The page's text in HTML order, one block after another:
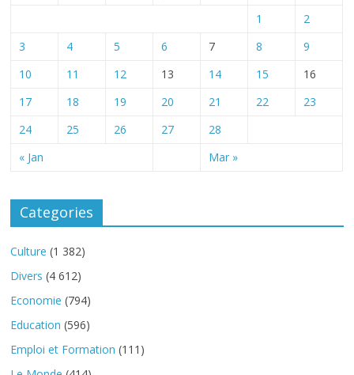
« Jan Mar »
1
2
3
4 5 6 7 8
9
10
11 12 13 14 15
16
17
18 19 20 21 22
23
24
25 26 27 28
Categories
Culture (1 382)
Divers (4 612)
Economie (794)
Education (596)
Emploi et Formation (111)